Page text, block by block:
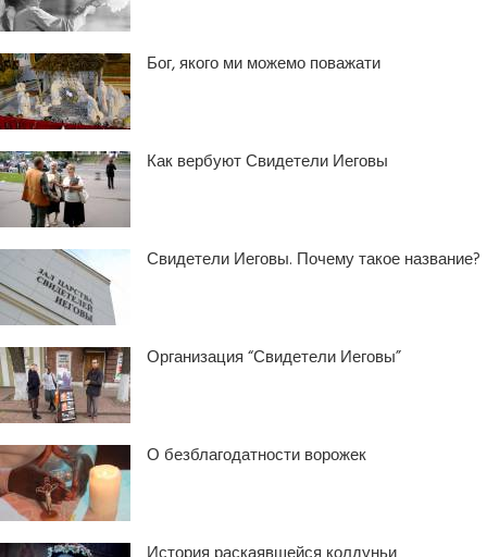
Бог, якого ми можемо поважати
Как вербуют Свидетели Иеговы
Свидетели Иеговы. Почему такое название?
Организация “Свидетели Иеговы”
О безблагодатности ворожек